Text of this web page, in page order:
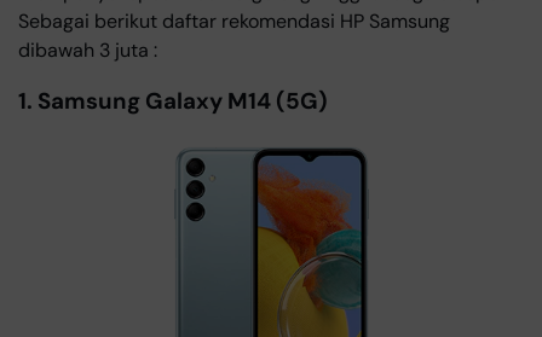
Sebagai berikut daftar rekomendasi HP Samsung
dibawah 3 juta :
1. Samsung Galaxy M14 (5G)